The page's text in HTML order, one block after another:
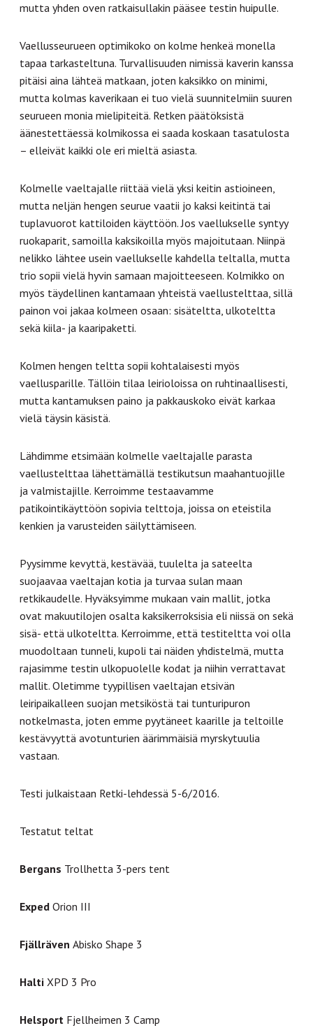
mutta yhden oven ratkaisullakin pääsee testin huipulle.
Vaellusseurueen optimikoko on kolme henkeä monella
tapaa tarkasteltuna. Turvallisuuden nimissä kaverin kanssa
pitäisi aina lähteä matkaan, joten kaksikko on minimi,
mutta kolmas kaverikaan ei tuo vielä suunnitelmiin suuren
seurueen monia mielipiteitä. Retken päätöksistä
äänestettäessä kolmikossa ei saada koskaan tasatulosta
– elleivät kaikki ole eri mieltä asiasta.
Kolmelle vaeltajalle riittää vielä yksi keitin astioineen,
mutta neljän hengen seurue vaatii jo kaksi keitintä tai
tuplavuorot kattiloiden käyttöön. Jos vaellukselle syntyy
ruokaparit, samoilla kaksikoilla myös majoitutaan. Niinpä
nelikko lähtee usein vaellukselle kahdella teltalla, mutta
trio sopii vielä hyvin samaan majoitteeseen. Kolmikko on
myös täydellinen kantamaan yhteistä vaellustelttaa, sillä
painon voi jakaa kolmeen osaan: sisäteltta, ulkoteltta
sekä kiila- ja kaaripaketti.
Kolmen hengen teltta sopii kohtalaisesti myös
vaellusparille. Tällöin tilaa leirioloissa on ruhtinaallisesti,
mutta kantamuksen paino ja pakkauskoko eivät karkaa
vielä täysin käsistä.
Lähdimme etsimään kolmelle vaeltajalle parasta
vaellustelttaa lähettämällä testikutsun maahantuojille
ja valmistajille. Kerroimme testaavamme
patikointikäyttöön sopivia telttoja, joissa on eteistila
kenkien ja varusteiden säilyttämiseen.
Pyysimme kevyttä, kestävää, tuulelta ja sateelta
suojaavaa vaeltajan kotia ja turvaa sulan maan
retkikaudelle. Hyväksyimme mukaan vain mallit, jotka
ovat makuutilojen osalta kaksikerroksisia eli niissä on sekä
sisä- että ulkoteltta. Kerroimme, että testiteltta voi olla
muodoltaan tunneli, kupoli tai näiden yhdistelmä, mutta
rajasimme testin ulkopuolelle kodat ja niihin verrattavat
mallit. Oletimme tyypillisen vaeltajan etsivän
leiripaikalleen suojan metsiköstä tai tunturipuron
notkelmasta, joten emme pyytäneet kaarille ja teltoille
kestävyyttä avotunturien äärimmäisiä myrskytuulia
vastaan.
Testi julkaistaan Retki-lehdessä 5-6/2016.
Testatut teltat
Bergans Trollhetta 3-pers tent
Exped Orion III
Fjällräven Abisko Shape 3
Halti XPD 3 Pro
Helsport Fjellheimen 3 Camp